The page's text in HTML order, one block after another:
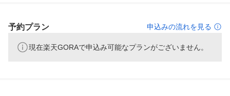
予約プラン 申込みの流れを見る
現在楽天GORAで申込み可能なプランがございません。